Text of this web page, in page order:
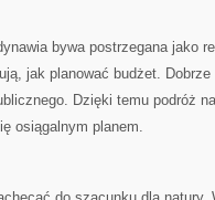
bywa postrzegana jako
jak planować budżet. Dobrze
Dzięki temu podróż
osiągalnym planem.